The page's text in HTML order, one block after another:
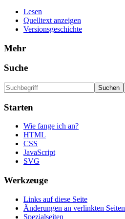
Lesen
Quelltext anzeigen
Versionsgeschichte
Mehr
Suche
Starten
Wie fange ich an?
HTML
CSS
JavaScript
SVG
Werkzeuge
Links auf diese Seite
Änderungen an verlinkten Seiten
Spezialseiten